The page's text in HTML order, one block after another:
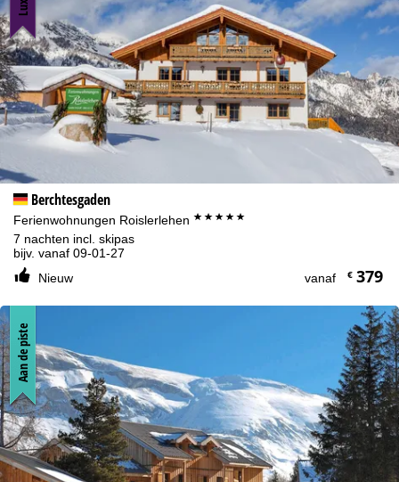
contract.
Meer informatie over het gebruik van cookies en de mogelijkheid
om uw instellingen te wijzigen, vindt u in de informatie over
Cookie-Policy.
Informatie over de verantwoordelijke vind je in het
Impressum.
Informatie over de doeleinden en jouw rechten omtrent
gegevensbescherming vind je onzePrivacy Policy.
Berchtesgaden
Ferienwohnungen Roislerlehen *****
7 nachten incl. skipas
bijv. vanaf 09-01-27
Nieuw
vanaf €379
Aan de piste